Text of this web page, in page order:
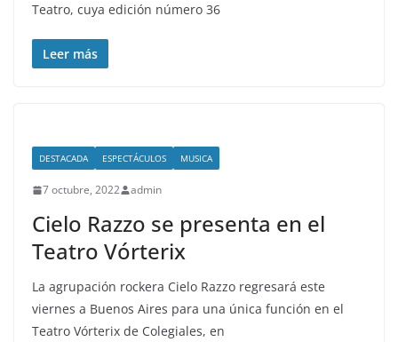
Teatro, cuya edición número 36
Leer más
DESTACADA ESPECTÁCULOS MUSICA
7 octubre, 2022 admin
Cielo Razzo se presenta en el
Teatro Vórterix
La agrupación rockera Cielo Razzo regresará este
viernes a Buenos Aires para una única función en el
Teatro Vórterix de Colegiales, en